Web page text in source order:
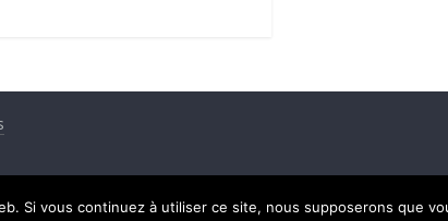
Si vous continuez à utiliser ce site, nous supposerons que